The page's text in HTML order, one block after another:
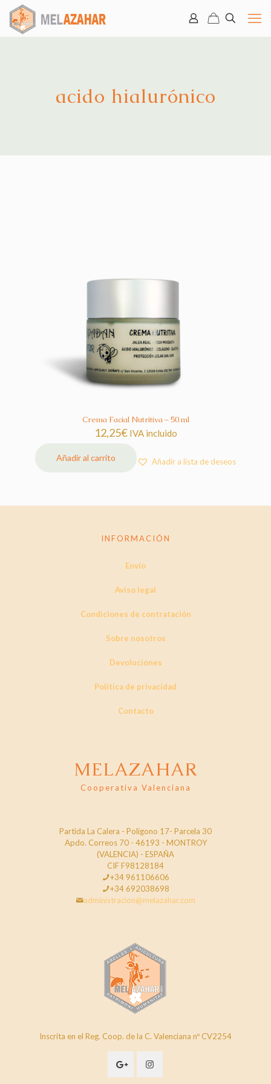
acido hialurónico
Crema Facial Nutritiva – 50 ml
12,25€ IVA incluido
Añadir al carrito Añadir a lista de deseos
INFORMACIÓN
Envío
Aviso legal
Condiciones de contratación
Sobre nosotros
Devoluciones
Política de privacidad
Contacto
MELAZAHAR
Cooperativa Valenciana
Partida La Calera - Poligono 17- Parcela 30
Apdo. Correos 70 - 46193 - MONTROY
(VALENCIA) - ESPAÑA
CIF F98128184
+34 961106606
+34 692038698
administracion@melazahar.com
Inscrita en el Reg. Coop. de la C. Valenciana nº CV2254